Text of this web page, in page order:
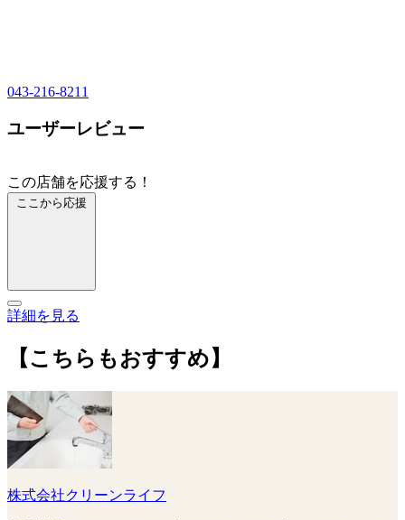
043-216-8211
ユーザーレビュー
この店舗を応援する！
ここから応援
詳細を見る
【こちらもおすすめ】
株式会社クリーンライフ